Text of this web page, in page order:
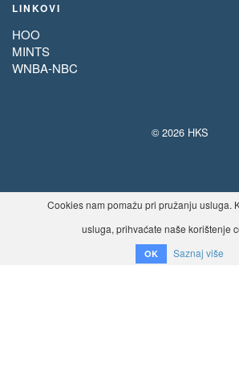
LINKOVI
HOO
MINTS
WNBA-NBC
© 2026 HKS
Cookies nam pomažu pri pružanju usluga.
usluga, prihvaćate naše korištenje
OK Saznaj više